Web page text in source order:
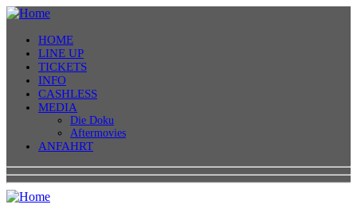
HOME
LINE UP
TICKETS
INFO
CASHLESS
MEDIA
Die Doku
Aftermovies
ANFAHRT